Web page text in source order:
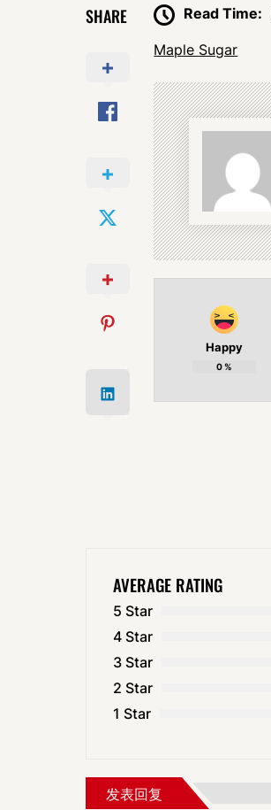
SHARE Read Time:
Maple Sugar
Happy
0%
AVERAGE RATING
5 Star
4 Star
3 Star
2 Star
1 Star
发表回复